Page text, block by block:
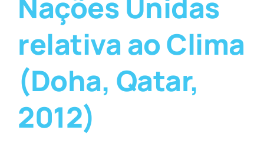
relativa ao Clima
(Doha, Qatar,
2012)